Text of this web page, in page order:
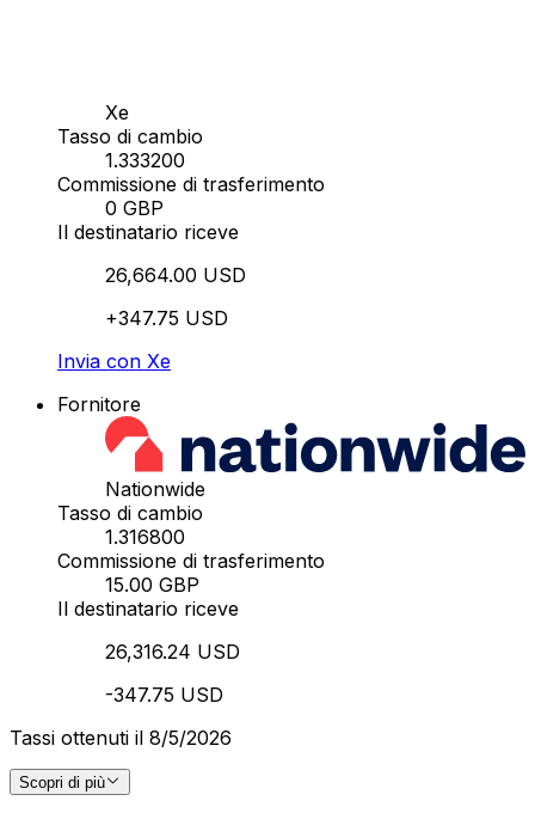
Xe
Tasso di cambio
1.333200
Commissione di trasferimento
0 GBP
Il destinatario riceve
26,664.00 USD
+347.75 USD
Invia con Xe
Fornitore
Nationwide
Tasso di cambio
1.316800
Commissione di trasferimento
15.00 GBP
Il destinatario riceve
26,316.24 USD
-347.75 USD
Tassi ottenuti il 8/5/2026
Scopri di più